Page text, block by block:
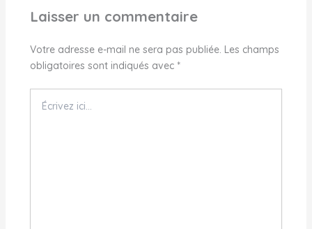
Laisser un commentaire
Votre adresse e-mail ne sera pas publiée. Les champs
obligatoires sont indiqués avec *
ici…